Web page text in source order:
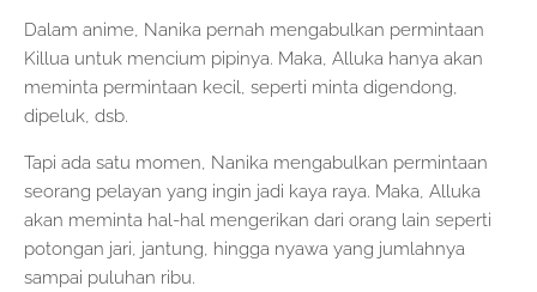
Dalam anime, Nanika pernah mengabulkan permintaan
Killua untuk mencium pipinya. Maka, Alluka hanya akan
meminta permintaan kecil, seperti minta digendong,
dipeluk, dsb.
Tapi ada satu momen, Nanika mengabulkan permintaan
seorang pelayan yang ingin jadi kaya raya. Maka, Alluka
akan meminta hal-hal mengerikan dari orang lain seperti
potongan jari, jantung, hingga nyawa yang jumlahnya
sampai puluhan ribu.